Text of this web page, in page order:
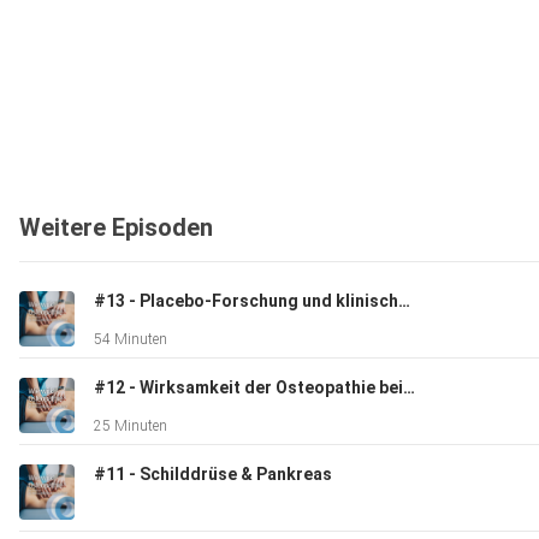
Weitere Episoden
#13 - Placebo-Forschung und klinische Praxis in der Osteopathie
54 Minuten
#12 - Wirksamkeit der Osteopathie beim Krankheitsbild der schmerzhaften Regelblutung
25 Minuten
#11 - Schilddrüse & Pankreas